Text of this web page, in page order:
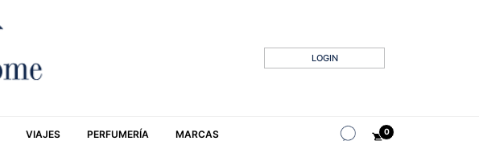
LOGIN
VIAJES PERFUMERÍA MARCAS 0